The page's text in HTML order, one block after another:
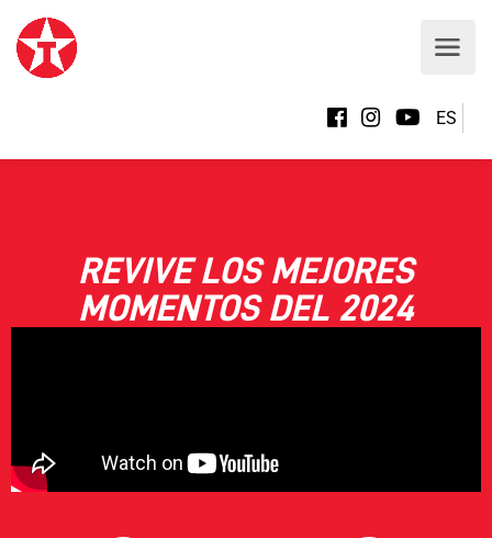
ES
REVIVE LOS MEJORES
MOMENTOS DEL 2024